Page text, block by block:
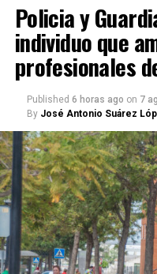
Policia y
individuo que
profesionales
Published 6 horas ago on 7
By José Antonio Suárez